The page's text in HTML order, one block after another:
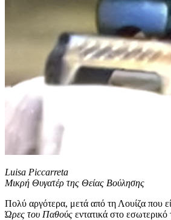
Luisa Piccarreta
Μικρή Θυγατέρ της Θείας Βούλησης
Πολύ αργότερα, μετά από τη Λουίζα που
Ώρες του Παθούς εντατικά στο